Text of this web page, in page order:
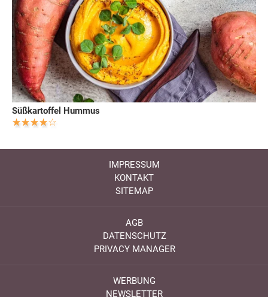
Süßkartoffel Hummus
IMPRESSUM
KONTAKT
SITEMAP
AGB
DATENSCHUTZ
PRIVACY MANAGER
WERBUNG
NEWSLETTER